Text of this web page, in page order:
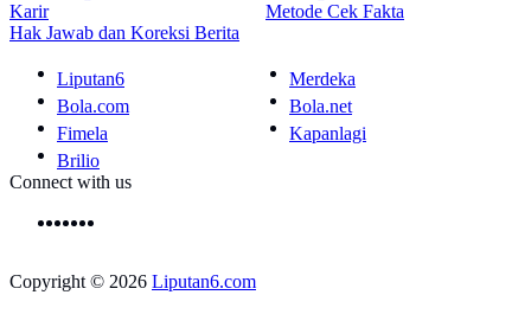
Karir
Metode Cek Fakta
Hak Jawab dan Koreksi Berita
Liputan6
Merdeka
Bola.com
Bola.net
Fimela
Kapanlagi
Brilio
Connect with us
Copyright © 2026 Liputan6.com